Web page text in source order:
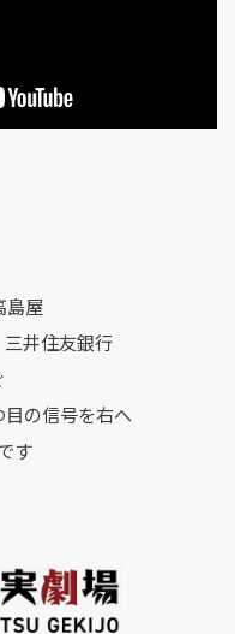
島屋
井住友銀行
の信号を右へ
す